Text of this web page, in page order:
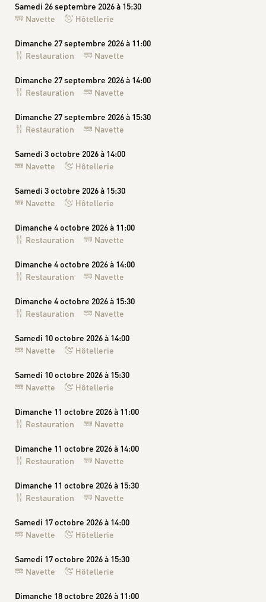
Samedi 26 septembre 2026 à 15:30
Navette
Hôtellerie
Dimanche 27 septembre 2026 à 11:00
Restauration
Navette
Dimanche 27 septembre 2026 à 14:00
Restauration
Navette
Dimanche 27 septembre 2026 à 15:30
Restauration
Navette
Samedi 3 octobre 2026 à 14:00
Navette
Hôtellerie
Samedi 3 octobre 2026 à 15:30
Navette
Hôtellerie
Dimanche 4 octobre 2026 à 11:00
Restauration
Navette
Dimanche 4 octobre 2026 à 14:00
Restauration
Navette
Dimanche 4 octobre 2026 à 15:30
Restauration
Navette
Samedi 10 octobre 2026 à 14:00
Navette
Hôtellerie
Samedi 10 octobre 2026 à 15:30
Navette
Hôtellerie
Dimanche 11 octobre 2026 à 11:00
Restauration
Navette
Dimanche 11 octobre 2026 à 14:00
Restauration
Navette
Dimanche 11 octobre 2026 à 15:30
Restauration
Navette
Samedi 17 octobre 2026 à 14:00
Navette
Hôtellerie
Samedi 17 octobre 2026 à 15:30
Navette
Hôtellerie
Dimanche 18 octobre 2026 à 11:00